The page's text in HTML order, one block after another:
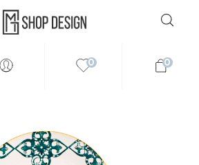
0 0